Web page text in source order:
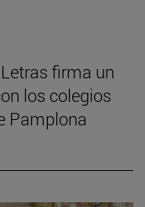
firma un
los colegios
Pamplona